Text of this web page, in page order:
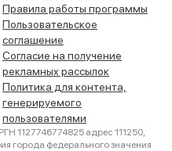
Правила работы программы
Пользовательское
соглашение
Согласие на получение
рекламных рассылок
Политика для контента,
генерируемого
пользователями
1127746774825 адрес 111250,
города федерального значения